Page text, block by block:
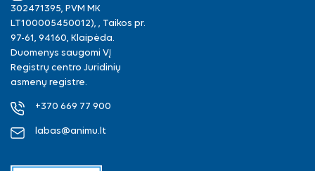
302471395, PVM MK
LT100005450012), , Taikos pr.
97-61, 94160, Klaipėda.
Duomenys saugomi VĮ
Registrų centro Juridinių
asmenų registre.
+370 669 77 900
labas@animu.lt